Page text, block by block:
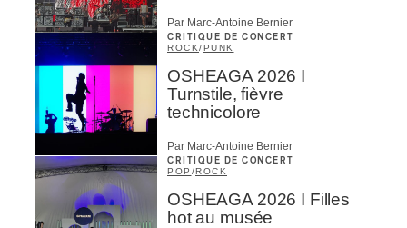
Par Marc-Antoine Bernier
CRITIQUE DE CONCERT
ROCK/PUNK
OSHEAGA 2026 I
Turnstile, fièvre
technicolore
Par Marc-Antoine Bernier
CRITIQUE DE CONCERT
POP /ROCK
OSHEAGA 2026 I Filles
hot au musée